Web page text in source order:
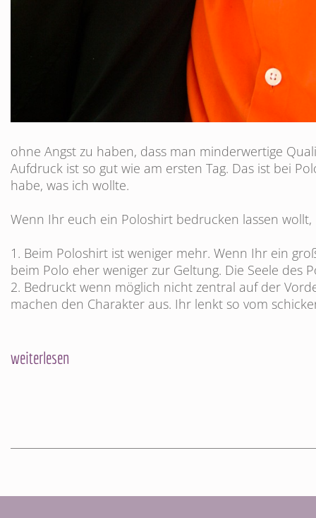
ohne Angst zu haben, dass man minderwertige
Aufdruck ist so gut wie am ersten Tag. Das ist bei
habe, was ich wollte.
Wenn Ihr euch ein Poloshirt bedrucken lassen
1. Beim Poloshirt ist weniger mehr. Wenn Ihr ein
beim Polo eher weniger zur Geltung. Die Seele des
2. Bedruckt wenn möglich nicht zentral auf der
machen den Charakter aus. Ihr lenkt so vom
weiterlesen